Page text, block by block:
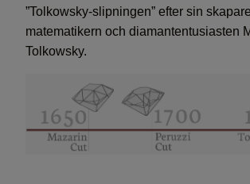
”Tolkowsky-slipningen” efter sin
matematikern och diamantentusiasten
Tolkowsky.